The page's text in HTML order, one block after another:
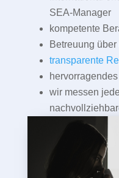
SEA-Manager
kompetente
Betreuung
transparente
wir messen